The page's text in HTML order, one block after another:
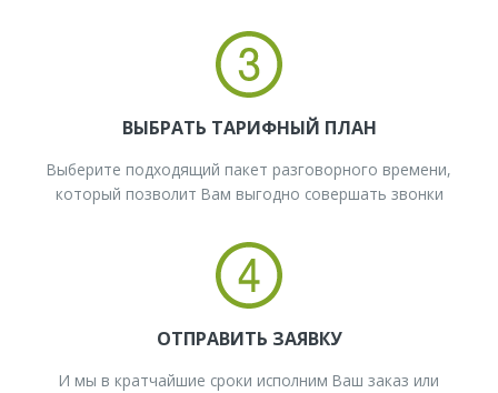
​ВЫБРАТЬ ТАРИФНЫЙ ПЛАН
Выберите подходящий пакет разговорного времени,
который позволит Вам выгодно совершать звонки
ОТПРАВИТЬ ЗАЯВКУ
И мы в кратчайшие сроки исполним Ваш заказ или